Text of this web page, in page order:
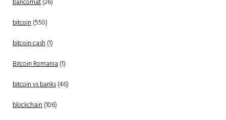
bancomat(26)
bitcoin(550)
bitcoin cash(1)
Bitcoin Romania(1)
bitcoin vs banks(46)
blockchain(106)